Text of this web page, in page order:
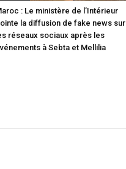
: Le ministère de l’Intérieur
la diffusion de fake news sur
réseaux sociaux après les
à Sebta et Mellilia